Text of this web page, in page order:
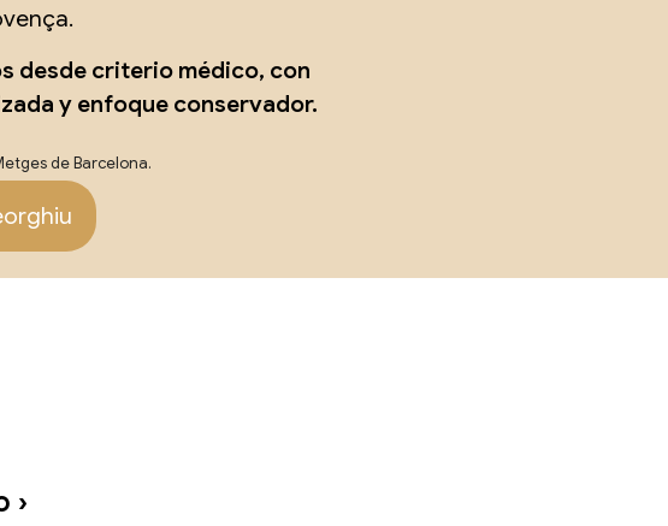
desde criterio médico, con
y enfoque conservador.
de Barcelona.
›